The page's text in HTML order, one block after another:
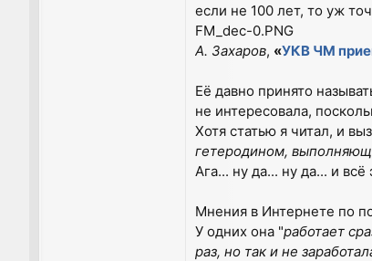
если не 100 лет, то уж
FM_dec-0.PNG
А. Захаров, «УКВ ЧМ
Её давно принято
не интересовала,
Хотя статью я читал, и
гетеродином,
Ага... ну да... ну да... и
Мнения в Интернете по
У одних она "работает
раз, но так и не